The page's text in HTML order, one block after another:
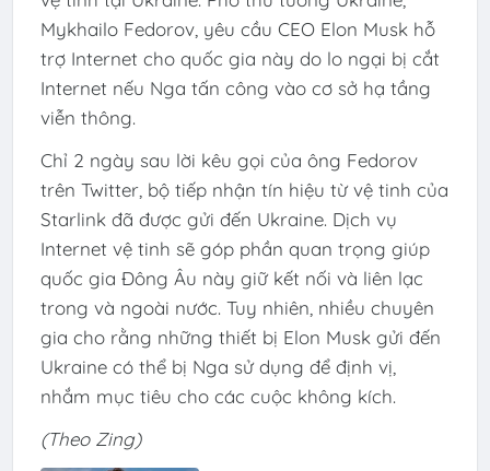
Mykhailo Fedorov, yêu cầu CEO Elon Musk hỗ
trợ Internet cho quốc gia này do lo ngại bị cắt
Internet nếu Nga tấn công vào cơ sở hạ tầng
viễn thông.
Chỉ 2 ngày sau lời kêu gọi của ông Fedorov
trên Twitter, bộ tiếp nhận tín hiệu từ vệ tinh của
Starlink đã được gửi đến Ukraine. Dịch vụ
Internet vệ tinh sẽ góp phần quan trọng giúp
quốc gia Đông Âu này giữ kết nối và liên lạc
trong và ngoài nước. Tuy nhiên, nhiều chuyên
gia cho rằng những thiết bị Elon Musk gửi đến
Ukraine có thể bị Nga sử dụng để định vị,
nhắm mục tiêu cho các cuộc không kích.
(Theo Zing)